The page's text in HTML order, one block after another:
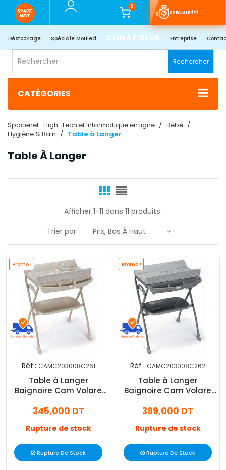
0
SPÉCIALE ÉTÉ
Déstockage Spéciale Mouled CLIMATISEUR Entreprise
Rechercher
CATÉGORIES
Spacenet : High-Tech et Informatique en ligne
Bébé
Hygiène & Bain
Table à Langer
Table À Langer
Afficher 1-11 dans 11 produits.
Trier par:
Prix, Bas À Haut
Promo !
Réf : CAMC203008C261
Table à Langer
Baignoire Cam Volare
345,000 DT
Rupture de stock
Rupture De Stock
Promo !
Réf : CAMC203008C262
Table à Langer
Baignoire Cam Volare
399,000 DT
Rupture de stock
Rupture De Stock